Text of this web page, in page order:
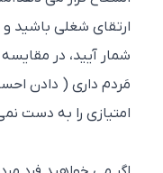
خوب بدهید، از نکات زیر
– فردی که مردم دار است
غافل نیست. در سلام
کردن دست پیش نگیرید،
ممکن است که تصور بر